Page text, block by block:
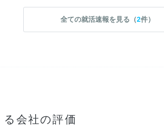
全ての就活速報を見る（2件）
会社の評価